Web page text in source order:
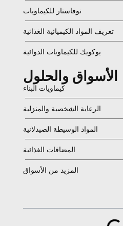
نوفاستار للكيماويات
تعريف المواد الكيميائية الغذائية
يوكويك للكيماويات الدوائية
الأسواق والحلول
كيماويات البناء
الرعاية الشخصية والمنزلية
المواد الوسيطة الصيدلانية
المضافات الغذائية
المزيد من الأسواق